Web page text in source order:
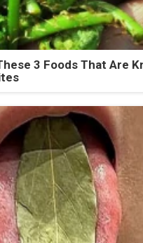
3 Foods That Are